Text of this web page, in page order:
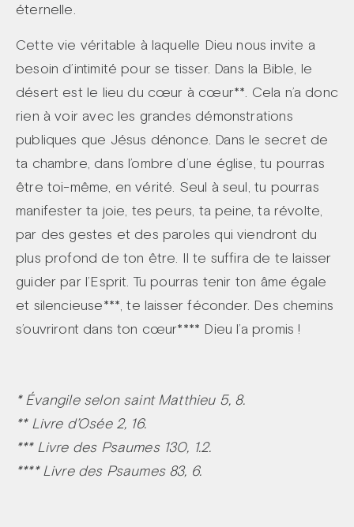
éternelle.
Cette vie véritable à laquelle Dieu nous invite a
besoin d’intimité pour se tisser. Dans la Bible, le
désert est le lieu du cœur à cœur**. Cela n’a donc
rien à voir avec les grandes démonstrations
publiques que Jésus dénonce. Dans le secret de
ta chambre, dans l’ombre d’une église, tu pourras
être toi-même, en vérité. Seul à seul, tu pourras
manifester ta joie, tes peurs, ta peine, ta révolte,
par des gestes et des paroles qui viendront du
plus profond de ton être. Il te suffira de te laisser
guider par l’Esprit. Tu pourras tenir ton âme égale
et silencieuse***, te laisser féconder. Des chemins
s’ouvriront dans ton cœur**** Dieu l’a promis !
* Évangile selon saint Matthieu 5, 8.
** Livre d’Osée 2, 16.
*** Livre des Psaumes 130, 1.2.
**** Livre des Psaumes 83, 6.